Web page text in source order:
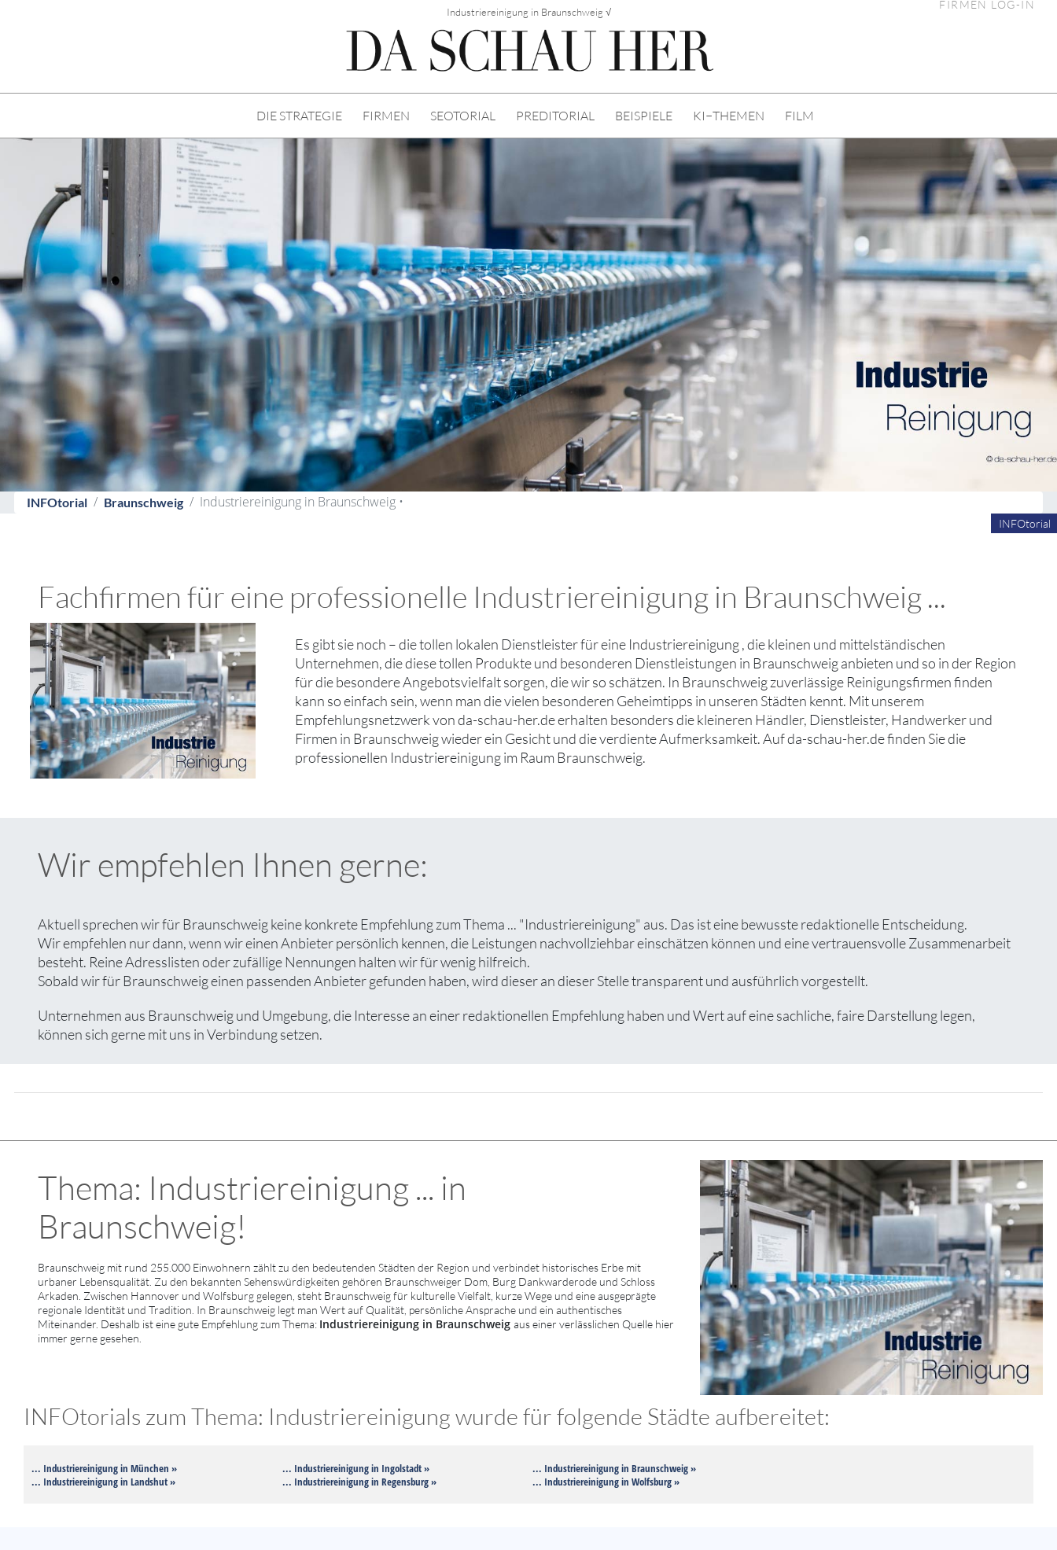
Industriereinigung in Braunschweig √
FIRMEN LOG-IN
DIE STRATEGIE FIRMEN SEOTORIAL PREDITORIAL BEISPIELE KI−THEMEN FILM
INFOtorial Braunschweig Industriereinigung in Braunschweig •
INFOtorial
Fachfirmen für eine professionelle Industriereinigung in Braunschweig ...
Es gibt sie noch – die tollen lokalen Dienstleister für eine Industriereinigung , die kleinen und mittelständischen
Unternehmen, die diese tollen Produkte und besonderen Dienstleistungen in Braunschweig anbieten und so in der Region
für die besondere Angebotsvielfalt sorgen, die wir so schätzen. In Braunschweig zuverlässige Reinigungsfirmen finden
kann so einfach sein, wenn man die vielen besonderen Geheimtipps in unseren Städten kennt. Mit unserem
Empfehlungsnetzwerk von da-schau-her.de erhalten besonders die kleineren Händler, Dienstleister, Handwerker und
Firmen in Braunschweig wieder ein Gesicht und die verdiente Aufmerksamkeit. Auf da-schau-her.de finden Sie die
professionellen Industriereinigung im Raum Braunschweig.
Wir empfehlen Ihnen gerne:
Aktuell sprechen wir für Braunschweig keine konkrete Empfehlung zum Thema ... "Industriereinigung" aus. Das ist eine bewusste redaktionelle Entscheidung.
Wir empfehlen nur dann, wenn wir einen Anbieter persönlich kennen, die Leistungen nachvollziehbar einschätzen können und eine vertrauensvolle Zusammenarbeit
besteht. Reine Adresslisten oder zufällige Nennungen halten wir für wenig hilfreich.
Sobald wir für Braunschweig einen passenden Anbieter gefunden haben, wird dieser an dieser Stelle transparent und ausführlich vorgestellt.
Unternehmen aus Braunschweig und Umgebung, die Interesse an einer redaktionellen Empfehlung haben und Wert auf eine sachliche, faire Darstellung legen,
können sich gerne mit uns in Verbindung setzen.
Thema: Industriereinigung ... in
Braunschweig!
Braunschweig mit rund 255.000 Einwohnern zählt zu den bedeutenden Städten der Region und verbindet historisches Erbe mit
urbaner Lebensqualität. Zu den bekannten Sehenswürdigkeiten gehören Braunschweiger Dom, Burg Dankwarderode und Schloss
Arkaden. Zwischen Hannover und Wolfsburg gelegen, steht Braunschweig für kulturelle Vielfalt, kurze Wege und eine ausgeprägte
regionale Identität und Tradition. In Braunschweig legt man Wert auf Qualität, persönliche Ansprache und ein authentisches
Miteinander. Deshalb ist eine gute Empfehlung zum Thema: Industriereinigung in Braunschweig aus einer verlässlichen Quelle hier
immer gerne gesehen.
INFOtorials zum Thema: Industriereinigung wurde für folgende Städte aufbereitet:
... Industriereinigung in München »
... Industriereinigung in Landshut »
... Industriereinigung in Ingolstadt »
... Industriereinigung in Regensburg »
... Industriereinigung in Braunschweig »
... Industriereinigung in Wolfsburg »